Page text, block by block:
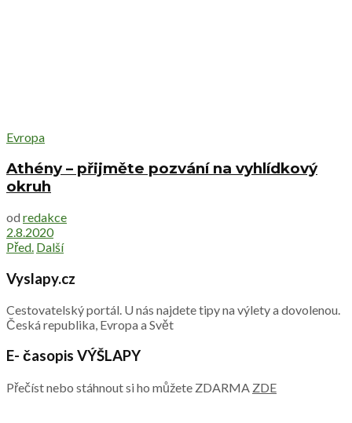
Evropa
Athény – přijměte pozvání na vyhlídkový
okruh
od redakce
2.8.2020
Před. Další
Vyslapy.cz
Cestovatelský portál. U nás najdete tipy na výlety a dovolenou.
Česká republika, Evropa a Svět
E- časopis VÝŠLAPY
Přečíst nebo stáhnout si ho můžete ZDARMA ZDE